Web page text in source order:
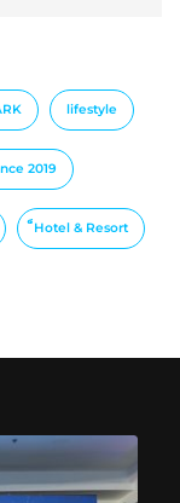
lifestyle
2019
็Hotel & Resort